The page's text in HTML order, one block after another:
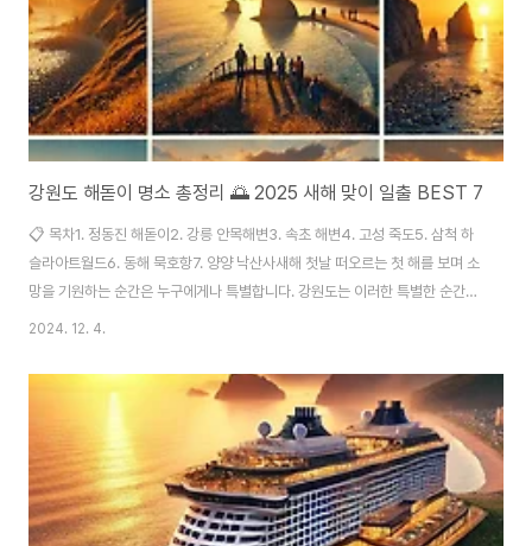
강원도 해돋이 명소 총정리 🌅 2025 새해 맞이 일출 BEST 7
📋 목차1. 정동진 해돋이2. 강릉 안목해변3. 속초 해변4. 고성 죽도5. 삼척 하
슬라아트월드6. 동해 묵호항7. 양양 낙산사새해 첫날 떠오르는 첫 해를 보며 소
망을 기원하는 순간은 누구에게나 특별합니다. 강원도는 이러한 특별한 순간을
더 빛내줄 아름다운 해돋이 명소들로 가득합니다. 동해를 따라 펼쳐진 명소들
합니다. 사랑하는 사람과 함께 바라보는 태양은 더없이 소중한 기억으로 남을
것입니다. 지금부터 강원도의 대표적인 해돋이 명소들을 하나씩 소개합니다.1.
정동진 해돋이대한민국 최고의 해돋이 명소정동진은 해돋이 명소의 대명사로
불릴 정도로 많은 사람들에게 사랑받는 곳입니다. 기차역과 해변이 만나는 독
특한 풍경은 정동진만의 매..
2024. 12. 4.